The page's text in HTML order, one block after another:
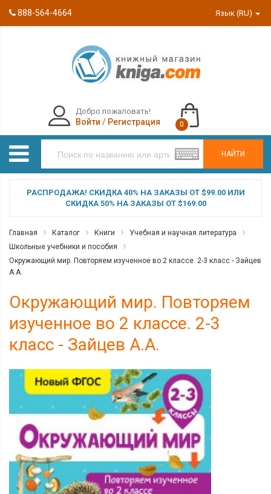
888-564-4664 Язык (RU)
НАЙТИ
Добро пожаловать!
Войти / Регистрация 0
РАСПРОДАЖА! СКИДКА 40% НА ЗАКАЗЫ ОТ $99.00 ИЛИ
СКИДКА 50% НА ЗАКАЗЫ ОТ $169.00
Главная Каталог Книги
Учебная и научная литература
Школьные учебники и пособия
Окружающий мир. Повторяем изученное во 2 классе. 2-3 класс - Зайцев
А.А.
Окружающий мир. Повторяем
изученное во 2 классе. 2-3
класс - Зайцев А.А.